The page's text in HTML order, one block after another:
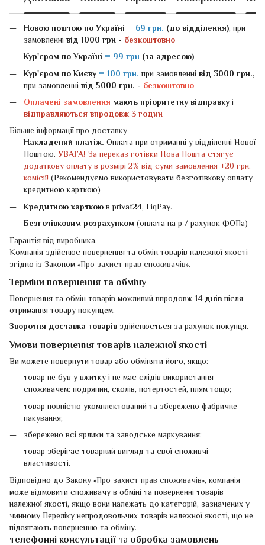
Новою поштоюпо Україні = 69 грн. (до відділення), при
замовленні від 1000 грн - безкоштовно
Кур'єром по Україні = 99 грн (за адресою)
Кур'єром по Києву = 100 грн. при замовленні від 3000 грн.,
при замовленні від 5000 грн. - безкоштовно
Оплачені замовлення мають пріоритетну відправкуі
відправляються впродовж 3 годин
Більше інформації про доставку
Накладений платіж. Оплата при отриманні у відділенні Нової
Поштою.УВАГА! За переказ готівки Нова Пошта стягує
додаткову оплату в розмірі 2% від суми замовлення +20 грн.
комісії! (Рекомендуємо використовувати безготівкову оплату
кредитною карткою)
Кредитною карткоюв privat24, LiqPay.
Безготівковим розрахунком(оплата на р / рахунок ФОПа)
Гарантія від виробника.
Компанія здійснює повернення та обмін товарів належної якості
згідно із Законом «Про захист прав споживачів».
Терміни повернення та обміну
Повернення та обмін товарів можливий впродовж14 днівпісля
отримання товару покупцем.
Зворотня доставка товарів здійснюється за рахунок покупця.
Умови повернення товарів належної якості
Ви можете повернути товар або обміняти його, якщо:
товар не був у вжитку і не має слідів використання
споживачем: подряпин, сколів, потертостей, плям тощо;
товар повністю укомплектований та збережено фабричне
пакування;
збережено всі ярлики та заводське маркування;
товар зберігає товарний вигляд та свої споживчі
властивості.
Відповідно до Закону «Про захист прав споживачів», компанія
може відмовити споживачу в обміні та поверненні товарів
належної якості, якщо вони належать до категорій, зазначених у
чинному Переліку непродовольчих товарів належної якості, що не
підлягають поверненню та обміну.
телефонні консультації та обробка замовлень